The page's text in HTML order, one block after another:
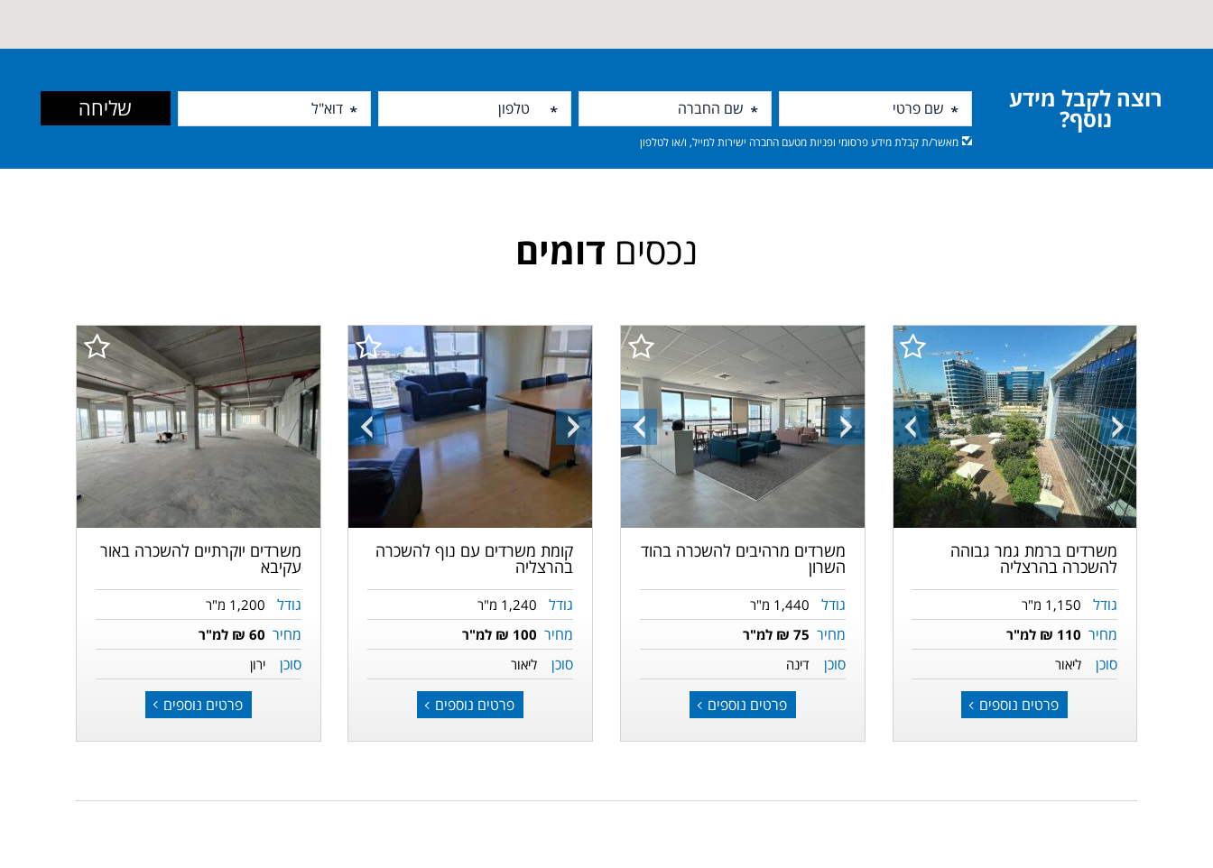
רוצה לקבל מידע
נוסף?
מאשר/ת קבלת מידע פרסומי ופניות מטעם החברה ישירות למייל, ו/או לטלפון
שליחה
נכסים דומים
התמונה
הקודמת
התמונה
הבאה
משרדים ברמת גמר גבוהה
להשכרה בהרצליה
גודל 1,150 מ"ר
מחיר 110 ₪ למ"ר
סוכן ליאור
פרטים נוספים
התמונה
הקודמת
התמונה
הבאה
משרדים מרהיבים להשכרה בהוד
השרון
גודל 1,440 מ"ר
מחיר 75 ₪ למ"ר
סוכן דינה
פרטים נוספים
התמונה
הקודמת
התמונה
הבאה
קומת משרדים עם נוף להשכרה
בהרצליה
גודל 1,240 מ"ר
מחיר 100 ₪ למ"ר
סוכן ליאור
פרטים נוספים
משרדים יוקרתיים להשכרה באור
עקיבא
גודל 1,200 מ"ר
מחיר 60 ₪ למ"ר
סוכן ירון
פרטים נוספים